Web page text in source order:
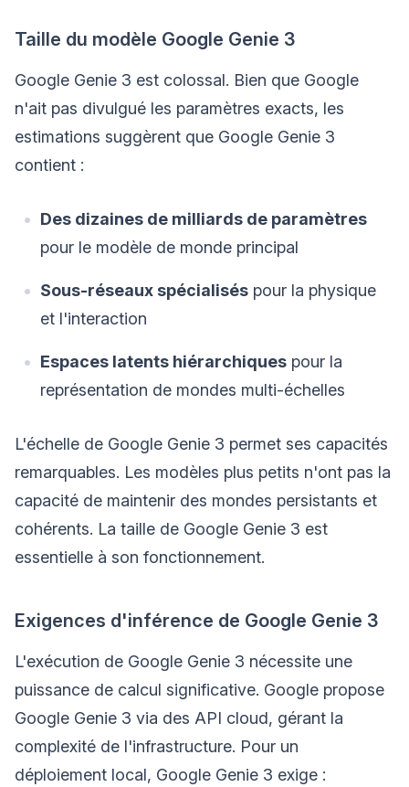
Taille du modèle Google Genie 3
Google Genie 3 est colossal. Bien que Google
n'ait pas divulgué les paramètres exacts, les
estimations suggèrent que Google Genie 3
contient :
Des dizaines de milliards de paramètres
pour le modèle de monde principal
Sous-réseaux spécialisés pour la physique
et l'interaction
Espaces latents hiérarchiques pour la
représentation de mondes multi-échelles
L'échelle de Google Genie 3 permet ses capacités
remarquables. Les modèles plus petits n'ont pas la
capacité de maintenir des mondes persistants et
cohérents. La taille de Google Genie 3 est
essentielle à son fonctionnement.
Exigences d'inférence de Google Genie 3
L'exécution de Google Genie 3 nécessite une
puissance de calcul significative. Google propose
Google Genie 3 via des API cloud, gérant la
complexité de l'infrastructure. Pour un
déploiement local, Google Genie 3 exige :